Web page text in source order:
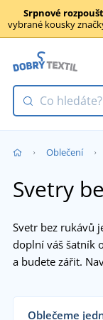
Srpnové
vybrané kousky
Oblečení
Svetry
Svetr bez rukávů
doplní váš šatník
a budete zářit.
Oblečeme